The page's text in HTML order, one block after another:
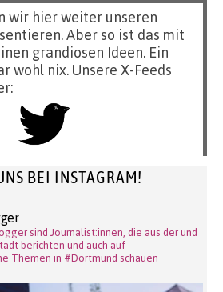
wir hier weiter unseren
Aber so ist das mit
grandiosen Ideen. Ein
wohl nix. Unsere X-Feeds
BEI INSTAGRAM!
sind Journalist:innen, die aus der und
berichten und auch auf
Themen in #Dortmund schauen